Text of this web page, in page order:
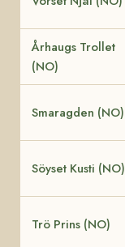
Århaugs Trollet
(NO)
Smaragden (NO)
Söyset Kusti (NO)
Trö Prins (NO)